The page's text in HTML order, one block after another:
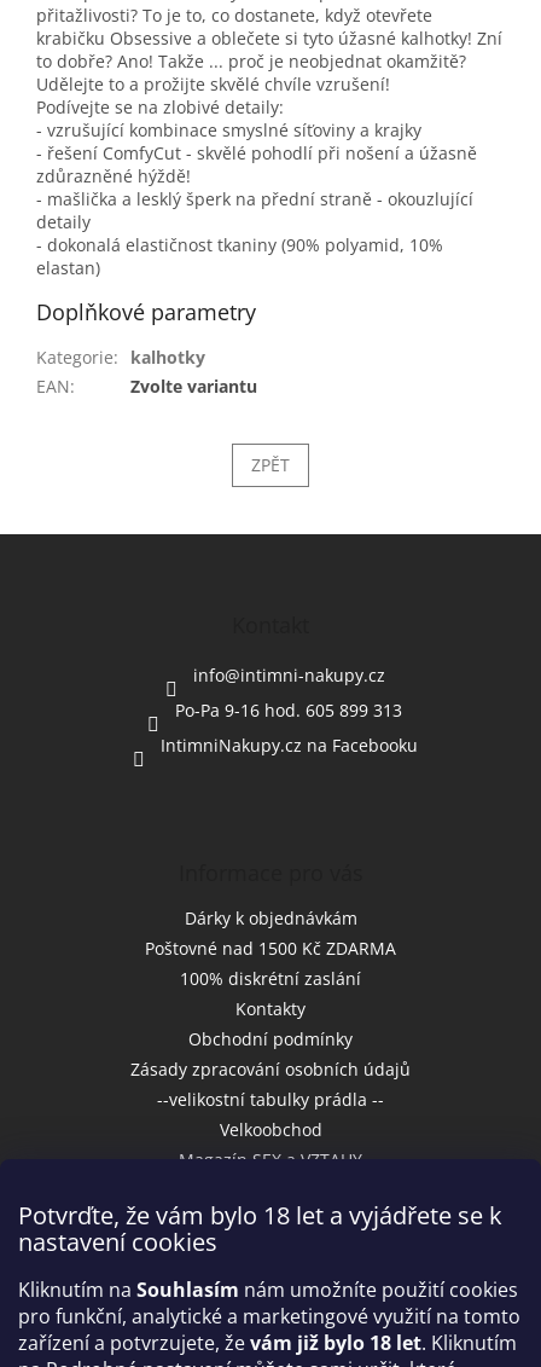
Potvrďte, že vám bylo 18 let a vyjádřete se k
nastavení cookies
Kliknutím na Souhlasím nám umožníte použití cookies
pro funkční, analytické a marketingové využití na tomto
zařízení a potvrzujete, ževám již bylo 18 let. Kliknutím
přitažlivosti? To je to, co dostanete, když otevřete
krabičku Obsessive a oblečete si tyto úžasné kalhotky! Zní
to dobře? Ano! Takže ... proč je neobjednat okamžitě?
Udělejte to a prožijte skvělé chvíle vzrušení!
Podívejte se na zlobivé detaily:
- vzrušující kombinace smyslné síťoviny a krajky
- řešení ComfyCut - skvělé pohodlí při nošení a úžasně
zdůrazněné hýždě!
- mašlička a lesklý šperk na přední straně - okouzlující
detaily
- dokonalá elastičnost tkaniny (90% polyamid, 10%
elastan)
Doplňkové parametry
Kategorie:
kalhotky
EAN: Zvolte variantu
ZPĚT
info@intimni-nakupy.cz
Po-Pa 9-16 hod. 605 899 313
IntimniNakupy.cz na Facebooku
Dárky k objednávkám
Poštovné nad 1500 Kč ZDARMA
100% diskrétní zaslání
Kontakty
Obchodní podmínky
Zásady zpracování osobních údajů
--velikostní tabulky prádla --
Velkoobchod
Magazín SEX a VZTAHY
Přijímáme online platby